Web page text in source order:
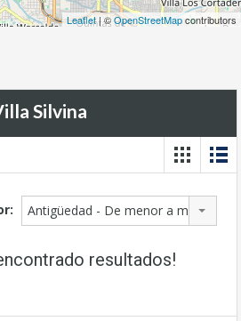
Leaflet| ©OpenStreetMapcontributors
Silvina
Antigüedad - De menor a mayor
resultados!